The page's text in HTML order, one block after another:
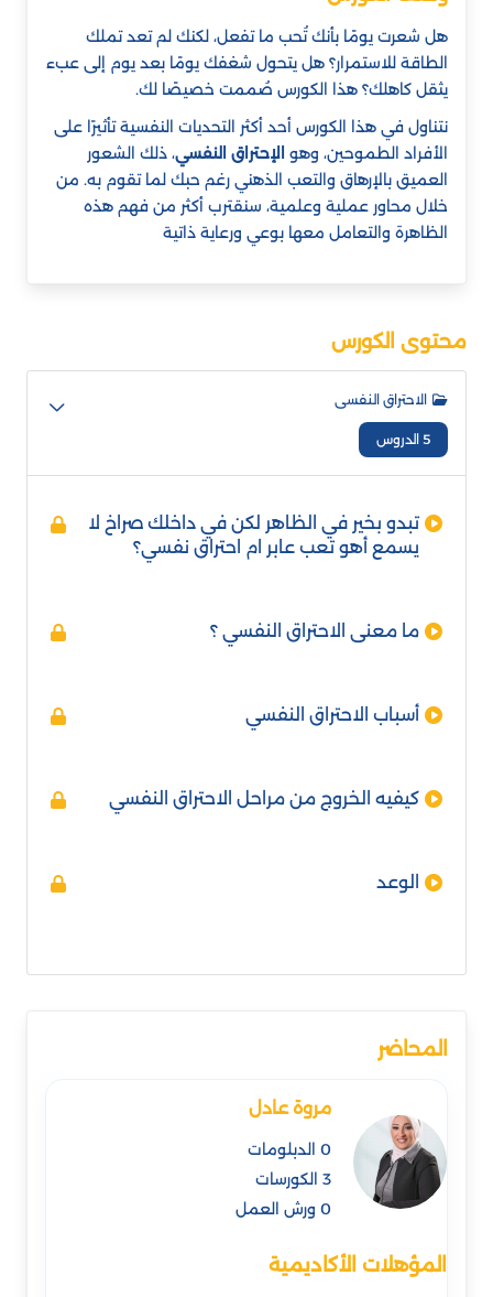
هل شعرت يومًا بأنك تُحب ما تفعل، لكنك لم تعد تملك
الطاقة للاستمرار؟ هل يتحول شغفك يومًا بعد يوم إلى عبء
يثقل كاهلك؟ هذا الكورس صُممت خصيصًا لك.
نتناول في هذا الكورس أحد أكثر التحديات النفسية تأثيرًا على
الأفراد الطموحين، وهو الإحتراق النفسي، ذلك الشعور
العميق بالإرهاق والتعب الذهني رغم حبك لما تقوم به. من
خلال محاور عملية وعلمية، سنقترب أكثر من فهم هذه
الظاهرة والتعامل معها بوعي ورعاية ذاتية
محتوى الكورس
الاحتراق النفسى
5 الدروس
تبدو بخير في الظاهر لكن في داخلك صراخ لا
يسمع أهو تعب عابر ام احتراق نفسي؟
ما معنى الاحتراق النفسي ؟
أسباب الاحتراق النفسي
كيفيه الخروج من مراحل الاحتراق النفسي
الوعد
المحاضر
مروة عادل
0 الدبلومات
3 الكورسات
0 ورش العمل
المؤهلات الأكاديمية